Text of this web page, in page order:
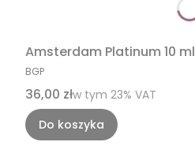
Amsterdam Platinum 10 ml
PRODUCENT
BGP
Cena brutto
36,00 złw tym %s VAT
w tym 23% VAT
Do koszyka